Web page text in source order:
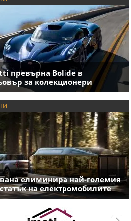
превърна Bolide в
за колекционери
елиминира най-големия
на електромобилите